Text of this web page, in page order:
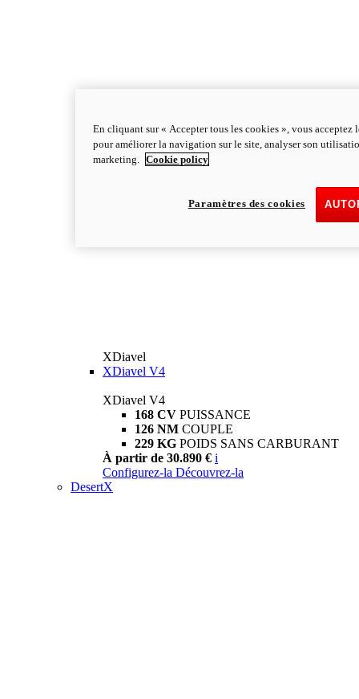
XDiavel
XDiavel V4
XDiavel V4
168 CV PUISSANCE
126 NM COUPLE
229 KG POIDS SANS CARBURANT
À partir de 30.890 € i
Configurez-la Découvrez-la
DesertX
En cliquant sur « Accepter tous les cookies », vous acceptez
pour améliorer la navigation sur le site, analyser son
marketing.
Cookie policy
Paramètres des cookies